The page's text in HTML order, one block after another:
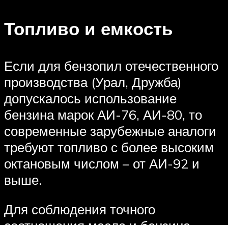
Топливо и емкость
Если для бензопил отечественного
производства (Урал, Дружба)
допускалось использование
бензина марок АИ-76, АИ-80, то
современные зарубежные аналоги
требуют топливо с более высоким
октановым числом – от АИ-92 и
выше.
Для соблюдения точного